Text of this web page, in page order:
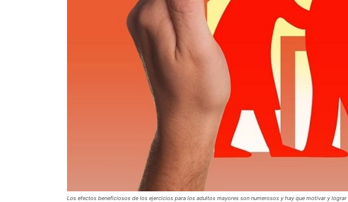
Los efectos beneficiosos de los ejercicios para los adultos mayores son numerosos y hay que motivar y lograr